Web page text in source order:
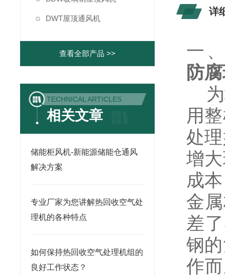
DWT屋顶通风机
查看全部产品 >>
TECHNICAL ARTICLES
相关文章
储能柜风机-新能源储能仓通风
解决方案
专业厂家为您讲解热回收空气处
理机的各种特点
如何保持热回收空气处理机组的
良好工作状态？
详
一
防
为
用
处
增
成
金
差
钢
作